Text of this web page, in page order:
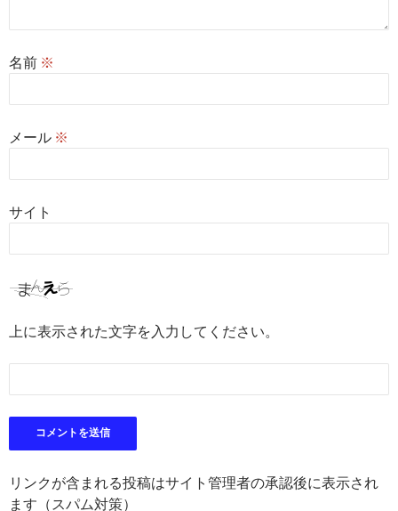
名前 ※
メール ※
サイト
上に表示された文字を入力してください。
リンクが含まれる投稿はサイト管理者の承認後に表示され
ます（スパム対策）